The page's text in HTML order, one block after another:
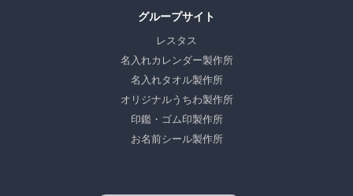
グループサイト
レスタス
名入れカレンダー製作所
名入れタオル製作所
オリジナルうちわ製作所
印鑑・ゴム印製作所
お名前シール製作所